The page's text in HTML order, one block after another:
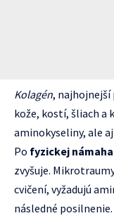
Kolagén,
kože, kostí, šliach a
aminokyseliny, ale
Po fyzickej námaha
zvyšuje.
cvičení, vyžadujú
následné posilnenie.